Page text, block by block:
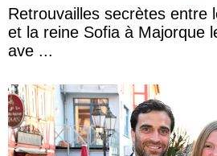
Retrouvailles secrètes entre
et la reine Sofia à Majorque
ave ...